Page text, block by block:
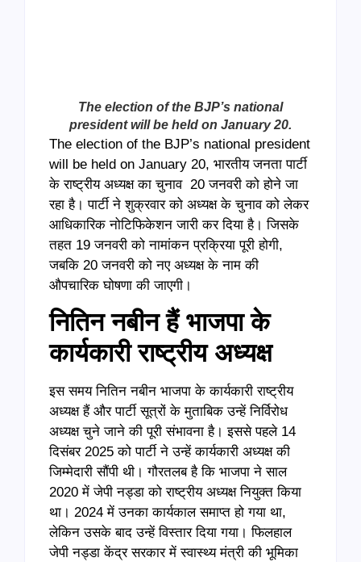
The election of the BJP’s national
president will be held on January 20.
The election of the BJP’s national president
will be held on January 20, भारतीय जनता पार्टी
के राष्ट्रीय अध्यक्ष का चुनाव 20 जनवरी को होने जा
रहा है। पार्टी ने शुक्रवार को अध्यक्ष के चुनाव को लेकर
आधिकारिक नोटिफिकेशन जारी कर दिया है। जिसके
तहत 19 जनवरी को नामांकन प्रक्रिया पूरी होगी,
जबकि 20 जनवरी को नए अध्यक्ष के नाम की
औपचारिक घोषणा की जाएगी।
नितिन नबीन हैं भाजपा के
कार्यकारी राष्ट्रीय अध्यक्ष
इस समय नितिन नबीन भाजपा के कार्यकारी राष्ट्रीय
अध्यक्ष हैं और पार्टी सूत्रों के मुताबिक उन्हें निर्विरोध
अध्यक्ष चुने जाने की पूरी संभावना है। इससे पहले 14
दिसंबर 2025 को पार्टी ने उन्हें कार्यकारी अध्यक्ष की
जिम्मेदारी सौंपी थी। गौरतलब है कि भाजपा ने साल
2020 में जेपी नड्डा को राष्ट्रीय अध्यक्ष नियुक्त किया
था। 2024 में उनका कार्यकाल समाप्त हो गया था,
लेकिन उसके बाद उन्हें विस्तार दिया गया। फिलहाल
जेपी नड्डा केंद्र सरकार में स्वास्थ्य मंत्री की भूमिका